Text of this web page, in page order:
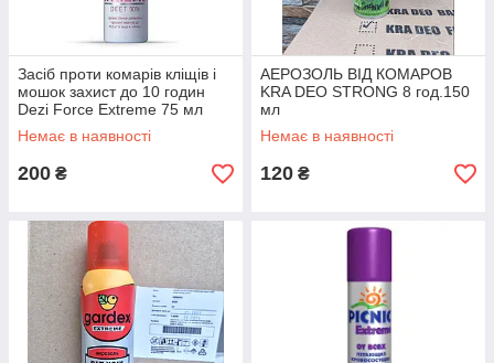
Засіб проти комарів кліщів і
мошок захист до 10 годин
Dezi Force Extreme 75 мл
90% DEET
Немає в наявності
200 ₴
АЕРОЗОЛЬ ВІД КОМАРОВ
KRA DEO STRONG 8 год.150
мл
Немає в наявності
120 ₴